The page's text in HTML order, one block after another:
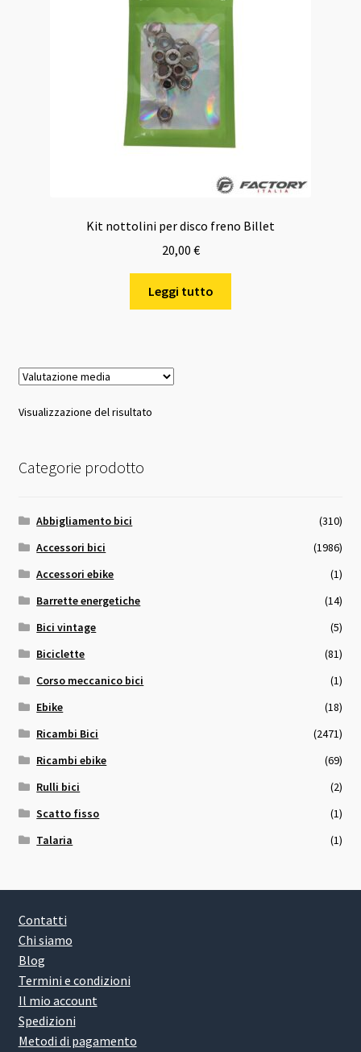
Kit nottolini per disco freno Billet
20,00 €
Leggi tutto
Visualizzazione del risultato
Categorie prodotto
Abbigliamento bici
(310)
Accessori bici
(1986)
Accessori ebike
(1)
Barrette energetiche
(14)
Bici vintage
(5)
Biciclette
(81)
Corso meccanico bici
(1)
Ebike
(18)
Ricambi Bici
(2471)
Ricambi ebike
(69)
Rulli bici
(2)
Scatto fisso
(1)
Talaria
(1)
Contatti
Chi siamo
Blog
Termini e condizioni
Il mio account
Spedizioni
Metodi di pagamento